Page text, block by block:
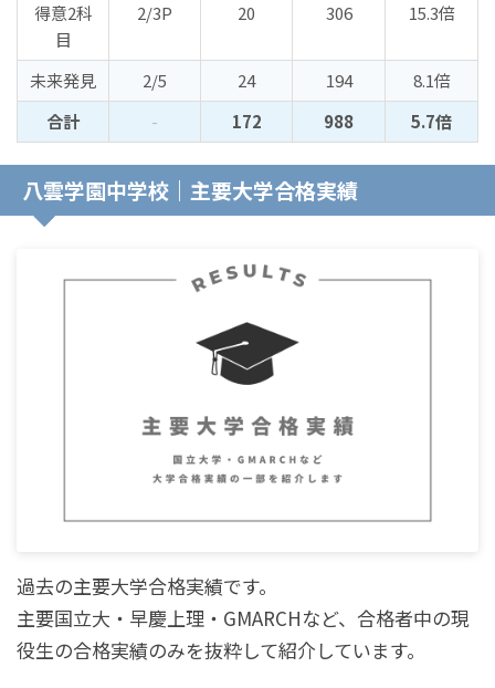
得意2科
目
2/3P 20 306 15.3倍
未来発見 2/5 24 194
8.1倍
合計
- 172 988 5.7倍
八雲学園中学校｜主要大学合格実績
過去の主要大学合格実績です。
主要国立大・早慶上理・GMARCHなど、合格者中の現
役生の合格実績のみを抜粋して紹介しています。